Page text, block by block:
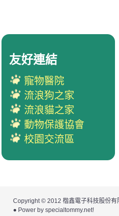
友好連結
寵物醫院
流浪狗之家
流浪貓之家
動物保護協會
校園交流區
Copyright © 2012 楷鑫電子科技股份有
● Power by specialtommy.net!